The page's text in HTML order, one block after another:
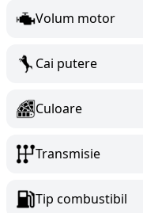
Volum motor
Cai putere
Culoare
Transmisie
Tip combustibil